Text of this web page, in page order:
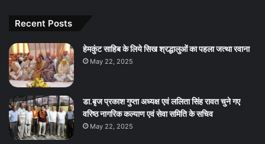
Recent Posts
हेमकुंट साहिब के लिये सिख श्रद्धालुओं का पहला जत्था रवाना
May 22, 2025
डा.बृज प्रकाश गुप्ता अध्यक्ष एवं ललिता सिंह रावत चुने गए
वरिष्ठ नागरिक कल्याण एवं सेवा समिति के सचिव
May 22, 2025